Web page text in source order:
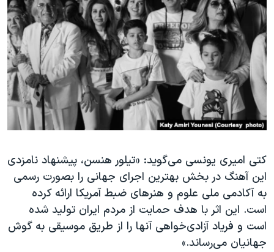
کتی امیری یونسی می‌گوید: «تیلور هنسن، پیشنهاد نامزدی
این آهنگ در بخش بهترین اجرای جهانی را بصورت رسمی
به آکادمی ملی علوم و هنرهای ضبط آمریکا ارائه کرده
است. این اثر با هدف حمایت از مردم ایران تولید شده
است و فریاد آزادی‌خواهی آنها را از طریق موسیقی به گوش
جهانیان می‌رساند.»